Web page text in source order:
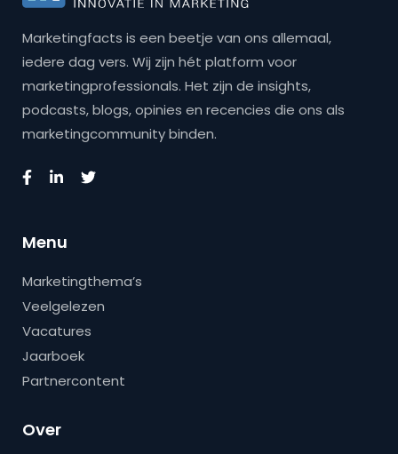
Marketingfacts is een beetje van ons allemaal,
iedere dag vers. Wij zijn hét platform voor
marketingprofessionals. Het zijn de insights,
podcasts, blogs, opinies en recencies die ons als
marketingcommunity binden.
Menu
Marketingthema’s
Veelgelezen
Vacatures
Jaarboek
Partnercontent
Over